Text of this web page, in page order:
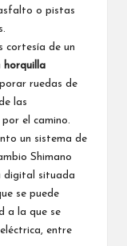
o pistas
cortesía de un
horquilla
ruedas de
las
el camino.
un sistema de
Shimano
digital situada
se puede
a la que se
entre